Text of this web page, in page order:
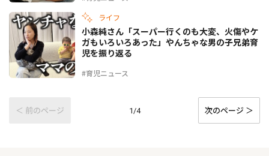
ライフ
#育児ニュース
小森純さん「スーパー行くのも大変、火傷やケ
ガもいろいろあった」やんちゃな男の子兄弟育
児を振り返る
＜ 前のページ 1/4 次のページ ＞